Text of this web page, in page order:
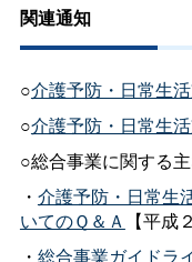
関連通知
○介護予防・日常生
○介護予防・日常生
○総合事業に関する
・ 介護予防・日常生
いてのＱ＆Ａ 【平成
・ 総合事業ガイドラ